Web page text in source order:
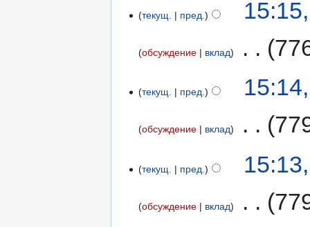
текущ. пред.
обсуждение вклад
текущ. пред.
обсуждение вклад
текущ. пред.
обсуждение вклад